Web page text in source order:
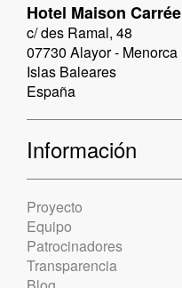
Hotel Maison Carrée
c/ des Ramal, 48
07730 Alayor - Menorca
Islas Baleares
España
Información
Proyecto
Equipo
Patrocinadores
Transparencia